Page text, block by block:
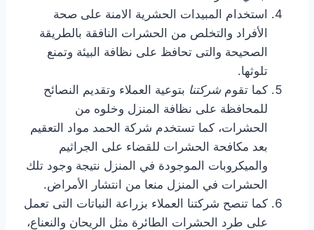
استخدام المبيدات الحشرية الامنة على صحة
الأفراد والتخلص من الحشرات النافقة بالطريقة
الصحيحة والتى تحافظ على نظافة البيئة وتمنع
تلوثها.
كما تقومشركتنا بتوعية العملاء وتقديم النصائح
للمحافظة على نظافة المنزل وخلوه من
الحشرات، كما تستخدم شركة الحمد مواد التعقيم
بعد مكافحة الحشرات للقضاء على الجراثيم
والميكروبات الموجودة في المنزل نتيجة وجود تلك
الحشرات في المنزل منعا من انتشار الأمراض.
كما تنصح شركتنا العملاء بزراعة النباتات التى تعمل
على طرد الحشرات الطائرة مثل الريحان والنعناع،